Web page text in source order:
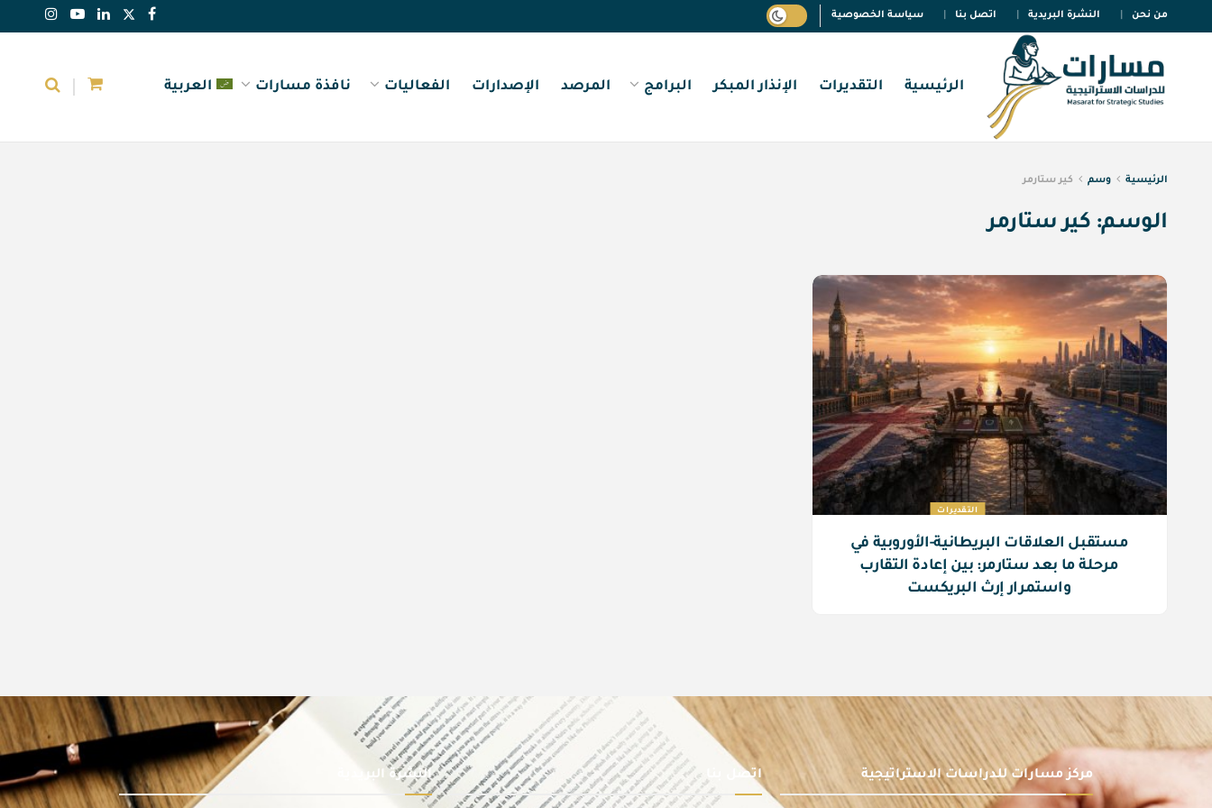
من نحن النشرة البريدية اتصل بنا سياسة الخصوصية
الرئيسية التقديرات الإنذار المبكر البرامج المرصد الإصدارات الفعاليات نافذة مسارات العربية
الرئيسية وسم كير ستارمر
الوسم: كير ستارمر
التقديرات
مستقبل العلاقات البريطانية-الأوروبية في
مرحلة ما بعد ستارمر: بين إعادة التقارب
واستمرار إرث البريكست
مركز مسارات للدراسات الاستراتيجية اتصل بنا النشرة البريدية